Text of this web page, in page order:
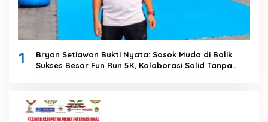
1
Bryan Setiawan Bukti Nyata: Sosok Muda di Balik
Sukses Besar Fun Run 5K, Kolaborasi Solid Tanpa